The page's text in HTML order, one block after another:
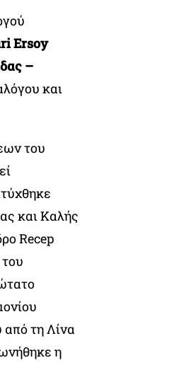
Ersoy
–
και
του
και Καλής
Recep
τη Λίνα
η